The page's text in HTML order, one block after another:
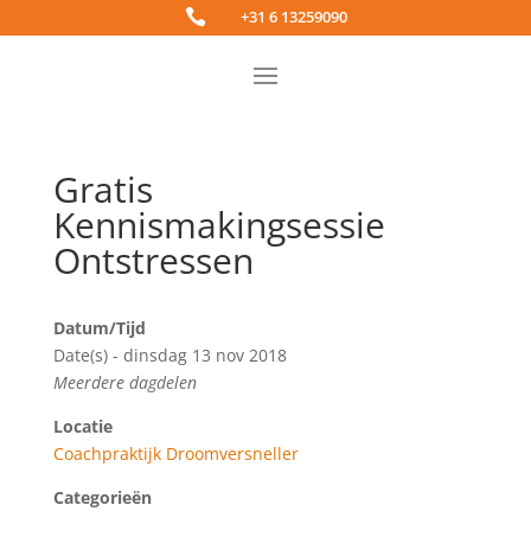
 +31 6 13259090
Gratis
Kennismakingsessie
Ontstressen
Datum/Tijd
Date(s) - dinsdag 13 nov 2018
Meerdere dagdelen
Locatie
Coachpraktijk Droomversneller
Categorieën